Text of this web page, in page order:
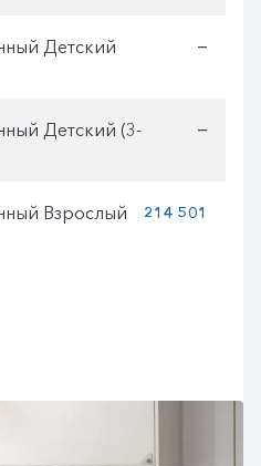
Детский
—
Детский (3-
—
Взрослый
214 501